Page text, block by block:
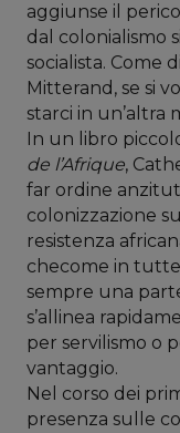
aggiunse il
dal colonialismo
socialista. Come
Mitterand, se si
starci in un’altra
In un libro
de l’Afrique,
far ordine
colonizzazione
resistenza
checome in tutte
sempre una
s’allinea
per servilismo o
vantaggio.
Nel corso dei
presenza sulle